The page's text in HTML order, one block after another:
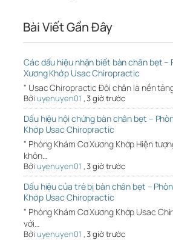
Bài Viết Gần Đây
Các dấu hiệu nhận biết bàn chân bẹt –
Xương Khớp Usac Chiropractic
" Usac Chiropractic Đôi chân là nền
Bởi uyenuyen01 ,3 giờ trước
Dấu hiệu hội chứng bàn chân bẹt –
Khớp Usac Chiropractic
" Phòng Khám Cơ Xương Khớp Hiện
khôn…
Bởi uyenuyen01 ,3 giờ trước
Dấu hiệu của trẻ bị bàn chân bẹt –
Khớp Usac Chiropractic
" Phòng Khám Cơ Xương Khớp Usac
với…
Bởi uyenuyen01 ,3 giờ trước